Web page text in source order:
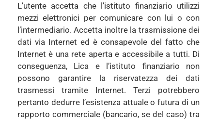
L’utente accetta che l’istituto finanziario utilizzi
mezzi elettronici per comunicare con lui o con
l’intermediario. Accetta inoltre la trasmissione dei
dati via Internet ed è consapevole del fatto che
Internet è una rete aperta e accessibile a tutti. Di
conseguenza, Lica e l’istituto finanziario non
possono garantire la riservatezza dei dati
trasmessi tramite Internet. Terzi potrebbero
pertanto dedurre l’esistenza attuale o futura di un
rapporto commerciale (bancario, se del caso) tra